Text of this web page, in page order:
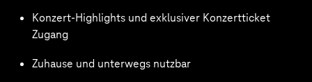
Konzert-Highlights und exklusiver Konzertticket
Zugang
Zuhause und unterwegs nutzbar